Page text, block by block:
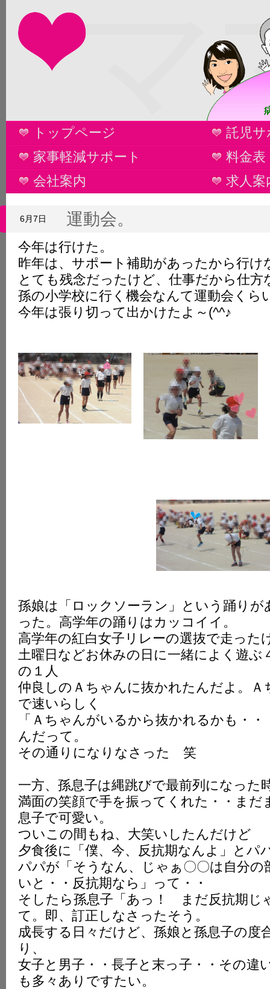
マ
トップページ
託児
家事軽減サポート
料金表
会社案内
求人案
運動会。
6月7日
今年は行けた。
昨年は、サポート補助があったから行け
とても残念だったけど、仕事だから仕方
孫の小学校に行く機会なんて運動会くら
今年は張り切って出かけたよ～(^^♪
孫娘は「ロックソーラン」という踊りが
った。高学年の踊りはカッコイイ。
高学年の紅白女子リレーの選抜で走った
土曜日などお休みの日に一緒によく遊ぶ
の１人
仲良しのＡちゃんに抜かれたんだよ。Ａ
で速いらしく
「Ａちゃんがいるから抜かれるかも・
んだって。
その通りになりなさった 笑
一方、孫息子は縄跳びで最前列になった
満面の笑顔で手を振ってくれた・・まだ
息子で可愛い。
ついこの間もね、大笑いしたんだけど
夕食後に「僕、今、反抗期なんよ」とパ
パパが「そうなん、じゃぁ〇〇は自分の
いと・・反抗期なら」って・・
そしたら孫息子「あっ！ まだ反抗期じ
て。即、訂正しなさったそう。
成長する日々だけど、孫娘と孫息子の度
り、
女子と男子・・長子と末っ子・・その違
も多々ありですたい。